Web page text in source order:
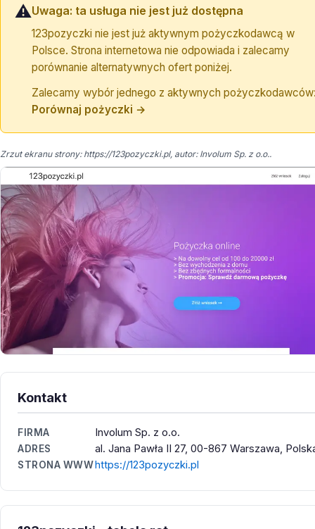
⚠️Uwaga: ta usługa nie jest już dostępna
123pozyczki nie jest już aktywnym pożyczkodawcą w
Polsce. Strona internetowa nie odpowiada i zalecamy
porównanie alternatywnych ofert poniżej.
Zalecamy wybór jednego z aktywnych
Porównaj pożyczki →
Zrzut ekranu strony: https://123pozyczki.pl, autor: Involum Sp. z o.o..
Kontakt
FIRMA Involum Sp. z o.o.
ADRES al. Jana Pawła II 27, 00-867 Warszawa,
STRONA WWWhttps://123pozyczki.pl